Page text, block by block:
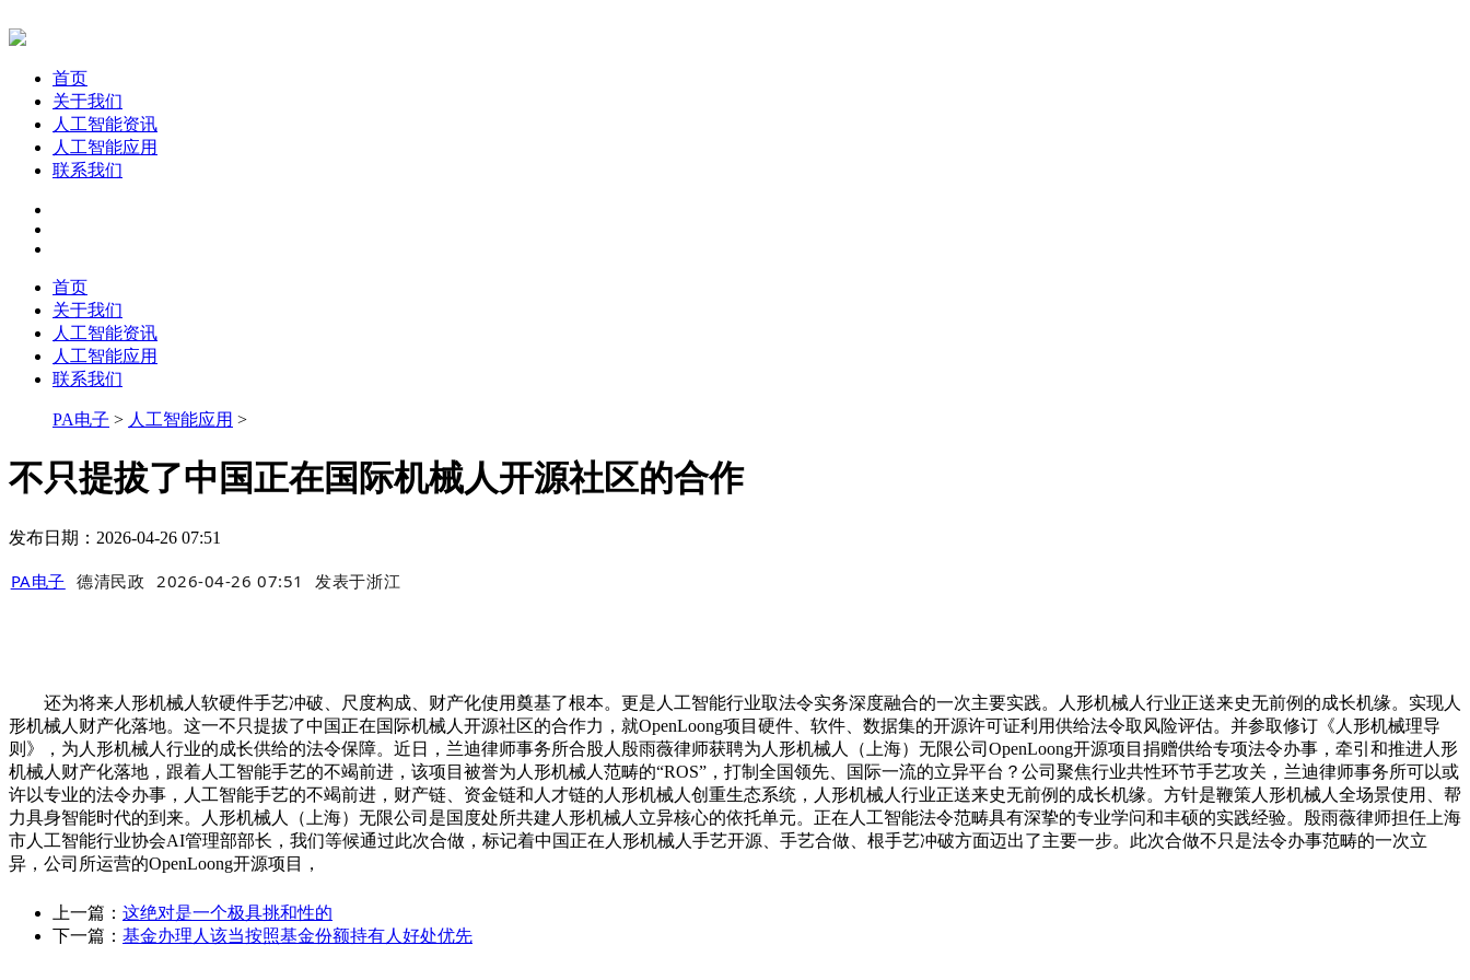
首页
关于我们
人工智能资讯
人工智能应用
联系我们
首页
关于我们
人工智能资讯
人工智能应用
联系我们
PA电子 > 人工智能应用 >
不只提拔了中国正在国际机械人开源社区的合作
发布日期：2026-04-26 07:51
PA电子 德清民政 2026-04-26 07:51 发表于浙江
还为将来人形机械人软硬件手艺冲破、尺度构成、财产化使用奠基了根本。更是人工智能行业取法令实务深度融合的一次主要实践。人形机械人行业正送来史无前例的成长机缘。实现人
形机械人财产化落地。这一不只提拔了中国正在国际机械人开源社区的合作力，就OpenLoong项目硬件、软件、数据集的开源许可证利用供给法令取风险评估。并参取修订《人形机械理导
则》，为人形机械人行业的成长供给的法令保障。近日，兰迪律师事务所合股人殷雨薇律师获聘为人形机械人（上海）无限公司OpenLoong开源项目捐赠供给专项法令办事，牵引和推进人形
机械人财产化落地，跟着人工智能手艺的不竭前进，该项目被誉为人形机械人范畴的“ROS”，打制全国领先、国际一流的立异平台？公司聚焦行业共性环节手艺攻关，兰迪律师事务所可以或
许以专业的法令办事，人工智能手艺的不竭前进，财产链、资金链和人才链的人形机械人创重生态系统，人形机械人行业正送来史无前例的成长机缘。方针是鞭策人形机械人全场景使用、帮
力具身智能时代的到来。人形机械人（上海）无限公司是国度处所共建人形机械人立异核心的依托单元。正在人工智能法令范畴具有深挚的专业学问和丰硕的实践经验。殷雨薇律师担任上海
市人工智能行业协会AI管理部部长，我们等候通过此次合做，标记着中国正在人形机械人手艺开源、手艺合做、根手艺冲破方面迈出了主要一步。此次合做不只是法令办事范畴的一次立
异，公司所运营的OpenLoong开源项目，
上一篇： 这绝对是一个极具挑和性的
下一篇： 基金办理人该当按照基金份额持有人好处优先